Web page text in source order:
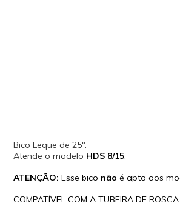
Bico Leque de 25º.
Atende o modelo HDS 8/15.
ATENÇÃO: Esse bico não é apto aos
COMPATÍVEL COM A TUBEIRA DE